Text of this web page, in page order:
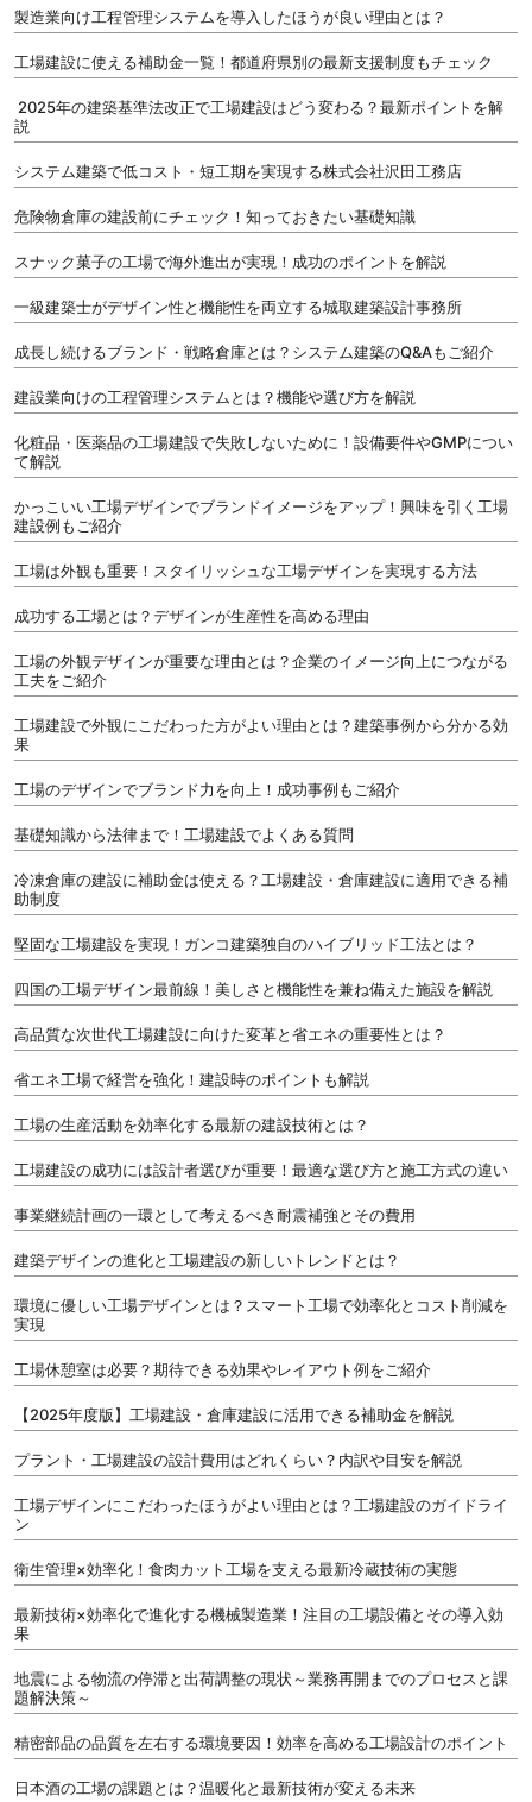
製造業向け工程管理システムを導入したほうが良い理由とは？
工場建設に使える補助金一覧！都道府県別の最新支援制度もチェック
2025年の建築基準法改正で工場建設はどう変わる？最新ポイントを解
説
システム建築で低コスト・短工期を実現する株式会社沢田工務店
危険物倉庫の建設前にチェック！知っておきたい基礎知識
スナック菓子の工場で海外進出が実現！成功のポイントを解説
一級建築士がデザイン性と機能性を両立する城取建築設計事務所
成長し続けるブランド・戦略倉庫とは？システム建築のQ&Aもご紹介
建設業向けの工程管理システムとは？機能や選び方を解説
化粧品・医薬品の工場建設で失敗しないために！設備要件やGMPについ
て解説
かっこいい工場デザインでブランドイメージをアップ！興味を引く工場
建設例もご紹介
工場は外観も重要！スタイリッシュな工場デザインを実現する方法
成功する工場とは？デザインが生産性を高める理由
工場の外観デザインが重要な理由とは？企業のイメージ向上につながる
工夫をご紹介
工場建設で外観にこだわった方がよい理由とは？建築事例から分かる効
果
工場のデザインでブランド力を向上！成功事例もご紹介
基礎知識から法律まで！工場建設でよくある質問
冷凍倉庫の建設に補助金は使える？工場建設・倉庫建設に適用できる補
助制度
堅固な工場建設を実現！ガンコ建築独自のハイブリッド工法とは？
四国の工場デザイン最前線！美しさと機能性を兼ね備えた施設を解説
高品質な次世代工場建設に向けた変革と省エネの重要性とは？
省エネ工場で経営を強化！建設時のポイントも解説
工場の生産活動を効率化する最新の建設技術とは？
工場建設の成功には設計者選びが重要！最適な選び方と施工方式の違い
事業継続計画の一環として考えるべき耐震補強とその費用
建築デザインの進化と工場建設の新しいトレンドとは？
環境に優しい工場デザインとは？スマート工場で効率化とコスト削減を
実現
工場休憩室は必要？期待できる効果やレイアウト例をご紹介
【2025年度版】工場建設・倉庫建設に活用できる補助金を解説
プラント・工場建設の設計費用はどれくらい？内訳や目安を解説
工場デザインにこだわったほうがよい理由とは？工場建設のガイドライ
ン
衛生管理×効率化！食肉カット工場を支える最新冷蔵技術の実態
最新技術×効率化で進化する機械製造業！注目の工場設備とその導入効
果
地震による物流の停滞と出荷調整の現状～業務再開までのプロセスと課
題解決策～
精密部品の品質を左右する環境要因！効率を高める工場設計のポイント
日本酒の工場の課題とは？温暖化と最新技術が変える未来